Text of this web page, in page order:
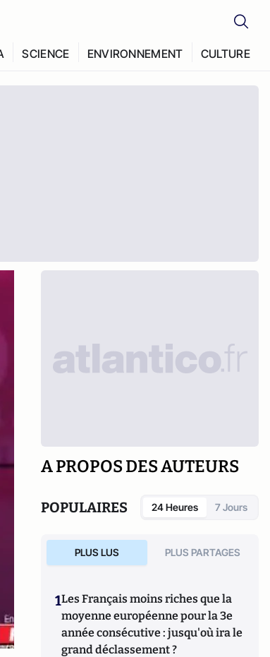
SCIENCE ENVIRONNEMENT CULTURE
A PROPOS DES AUTEURS
POPULAIRES 24 Heures 7 Jours
PLUS LUS PLUS PARTAGES
1Les Français moins riches que la
moyenne européenne pour la 3e
année consécutive : jusqu'où ira le
grand déclassement ?